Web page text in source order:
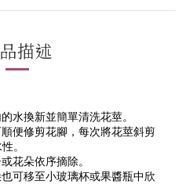
描述
水換新並簡單清洗花莖。
便修剪花腳，每次將花莖斜剪
。
花朵依序摘除。
可移至小玻璃杯或果醬瓶中欣